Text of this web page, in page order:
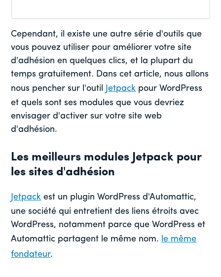
Cependant, il existe une autre série d'outils que
vous pouvez utiliser pour améliorer votre site
d'adhésion en quelques clics, et la plupart du
temps gratuitement. Dans cet article, nous allons
nous pencher sur l'outil
Jetpack pour WordPress
et quels sont ses modules que vous devriez
envisager d'activer sur votre site web
d'adhésion.
Les meilleurs modules Jetpack pour
les sites d'adhésion
Jetpack est un plugin WordPress d'Automattic,
une société qui entretient des liens étroits avec
WordPress, notamment parce que WordPress et
Automattic partagent le même nom. le même
fondateur.